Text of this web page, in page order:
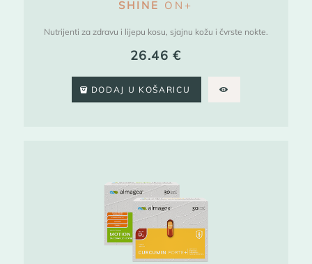
SHINE ON+
Nutrijenti za zdravu i lijepu kosu, sjajnu kožu i čvrste nokte.
26.46€
DODAJ U KOŠARICU